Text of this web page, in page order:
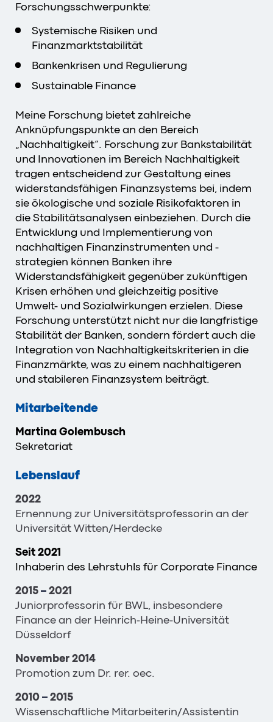
Forschungsschwerpunkte:
Systemische Risiken und
Finanzmarktstabilität
Bankenkrisen und Regulierung
Sustainable Finance
Meine Forschung bietet zahlreiche
Anknüpfungspunkte an den Bereich
„Nachhaltigkeit“. Forschung zur Bankstabilität
und Innovationen im Bereich Nachhaltigkeit
tragen entscheidend zur Gestaltung eines
widerstandsfähigen Finanzsystems bei, indem
sie ökologische und soziale Risikofaktoren in
die Stabilitätsanalysen einbeziehen. Durch die
Entwicklung und Implementierung von
nachhaltigen Finanzinstrumenten und -
strategien können Banken ihre
Widerstandsfähigkeit gegenüber zukünftigen
Krisen erhöhen und gleichzeitig positive
Umwelt- und Sozialwirkungen erzielen. Diese
Forschung unterstützt nicht nur die langfristige
Stabilität der Banken, sondern fördert auch die
Integration von Nachhaltigkeitskriterien in die
Finanzmärkte, was zu einem nachhaltigeren
und stabileren Finanzsystem beiträgt.
Mitarbeitende
Martina Golembusch
Sekretariat
Lebenslauf
2022
Ernennung zur Universitätsprofessorin an der
Universität Witten/Herdecke
Seit 2021
Inhaberin des Lehrstuhls für Corporate Finance
2015 – 2021
Juniorprofessorin für BWL, insbesondere
Finance an der Heinrich-Heine-Universität
Düsseldorf
November 2014
Promotion zum Dr. rer. oec.
2010 – 2015
Wissenschaftliche Mitarbeiterin/Assistentin